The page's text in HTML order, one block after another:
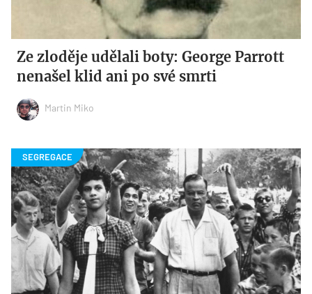
Ze zloděje udělali boty: George Parrott
nenašel klid ani po své smrti
Martin Miko